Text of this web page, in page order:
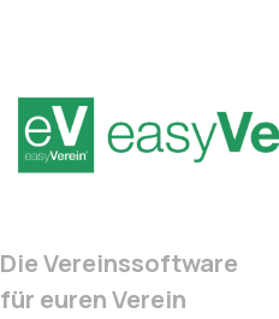
Die Vereinssoftware
für euren Verein